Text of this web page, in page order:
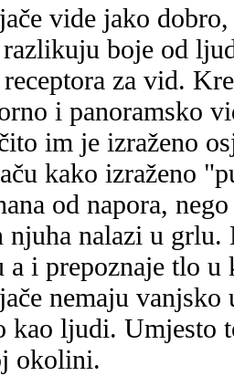
vide jako
boje od
za vid.
i panoramsko
im je izraženo
kako izraženo
od napora,
njuha nalazi u
a i prepoznaje tlo u
nemaju
kao ljudi. Umjesto
okolini.